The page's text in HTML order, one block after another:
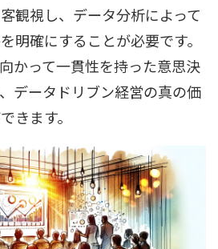
観視し、データ分析によって
明確にすることが必要です。
かって一貫性を持った意思決
データドリブン経営の真の価
きます。